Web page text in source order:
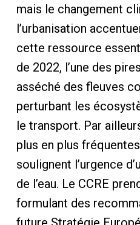
mais le changement
l’urbanisation
cette ressource
de 2022, l’une des
asséché des fleuves
perturbant les
le transport. Par
plus en plus
soulignent l’urgence
de l’eau. Le CCRE
formulant des